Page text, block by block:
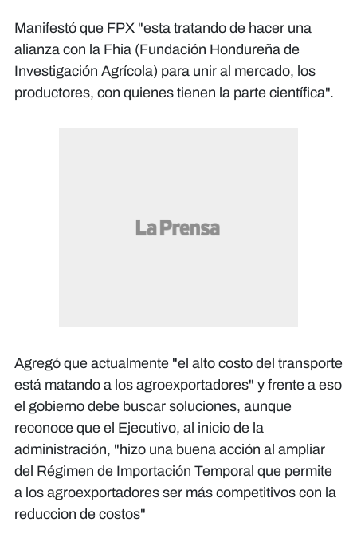
Manifestó que FPX "esta tratando de hacer una
alianza con la Fhia (Fundación Hondureña de
Investigación Agrícola) para unir al mercado, los
productores, con quienes tienen la parte científica".
Agregó que actualmente "el alto costo del transporte
está matando a los agroexportadores" y frente a eso
el gobierno debe buscar soluciones, aunque
reconoce que el Ejecutivo, al inicio de la
administración, "hizo una buena acción al ampliar
del Régimen de Importación Temporal que permite
a los agroexportadores ser más competitivos con la
reduccion de costos"